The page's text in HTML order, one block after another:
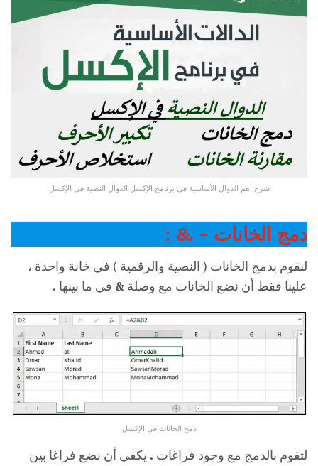
شرح أهم الدوال الأساسية في برنامج الإكسل الدوال النصية في الإكسل
دمج الخانات – & :
لنقوم بدمج الخانات ( النصية والرقمية ) في خانة واحدة ،
علينا فقط أن نضع الخانات مع وصلة & في ما بينها .
دمج الخانات في الإكسل
لتقوم بالدمج مع وجود فراغات . يكفي أن نضع فراغا بين